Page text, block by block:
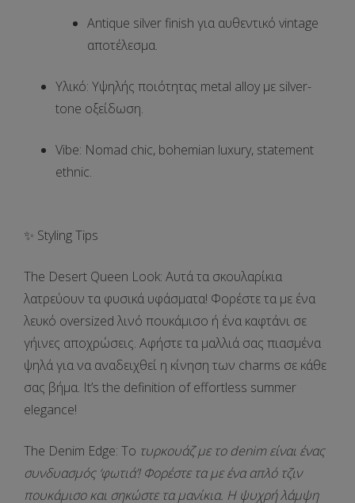
Antique silver finish για αυθεντικό vintage
αποτέλεσμα.
Υλικό: Υψηλής ποιότητας metal alloy με silver-
tone οξείδωση.
Vibe: Nomad chic, bohemian luxury, statement
ethnic.
✨ Styling Tips
The Desert Queen Look: Αυτά τα σκουλαρίκια
λατρεύουν τα φυσικά υφάσματα! Φορέστε τα με ένα
λευκό oversized λινό πουκάμισο ή ένα καφτάνι σε
γήινες αποχρώσεις. Αφήστε τα μαλλιά σας πιασμένα
ψηλά για να αναδειχθεί η κίνηση των charms σε κάθε
σας βήμα. It’s the definition of effortless summer
elegance!
The Denim Edge: Το τυρκουάζ με το denim είναι ένας
συνδυασμός ‘φωτιά’! Φορέστε τα με ένα απλό τζιν
πουκάμισο και σηκώστε τα μανίκια. Η ψυχρή λάμψη